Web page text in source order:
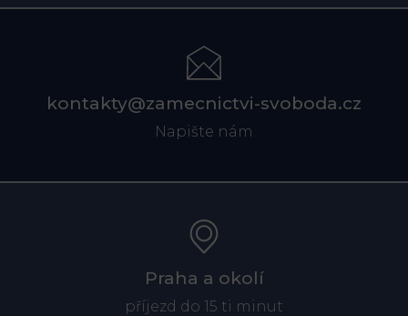
kontakty@zamecnictvi-svoboda.cz
Napište nám
Praha a okolí
příjezd do 15 ti minut